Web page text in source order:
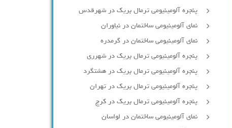
پنجره آلومینیومی ترمال بریک در شهرقدس
نمای آلومینیومی ساختمان در نیاوران
نمای آلومینیومی ساختمان در گرمدره
پنجره آلومینیومی ترمال بریک در شهرری
پنجره آلومینیومی ترمال بریک در هشتگرد
پنجره آلومینیومی ترمال بریک در تهران
پنجره آلومینیومی ترمال بریک در کرج
نمای آلومینیومی ساختمان در لواسان